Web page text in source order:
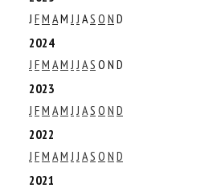
J FM AM J J AS O N D
2024
J FM AM J J AS O N D
2023
J FM AM J J AS O N D
2022
J FM AM J J AS O N D
2021